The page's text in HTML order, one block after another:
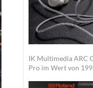
IK Multimedia ARC
Pro im Wert von